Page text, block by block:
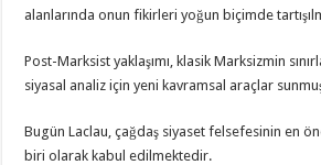
alanlarında onun fikirleri yoğun biçimde
Post-Marksist yaklaşımı, klasik Marksizmin
siyasal analiz için yeni kavramsal araçlar
Bugün Laclau, çağdaş siyaset felsefesinin en
biri olarak kabul edilmektedir.